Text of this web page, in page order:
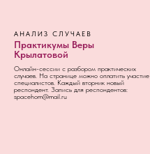
АНАЛИЗ СЛУЧАЕВ
Практикумы Веры
Крылатовой
Онлайн-сессии с разбором практических
случаев. На странице можно оплатить участие
специалистов. Каждый вторник новый
респондент. Запись для респондентов:
spacehom@mail.ru